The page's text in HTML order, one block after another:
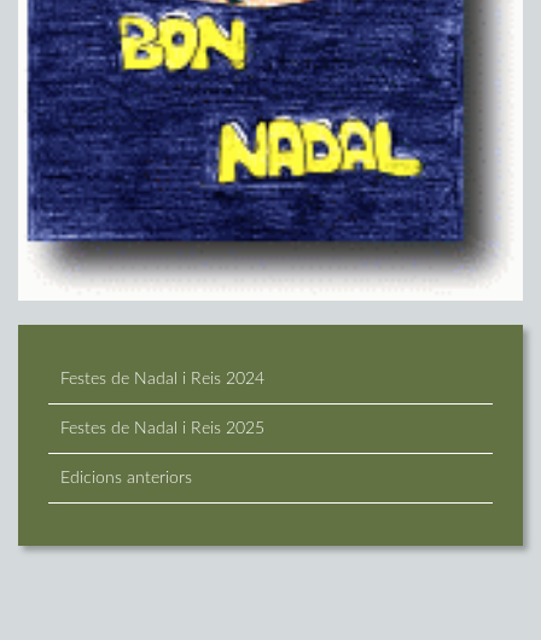
Festes de Nadal i Reis 2024
Festes de Nadal i Reis 2025
Edicions anteriors